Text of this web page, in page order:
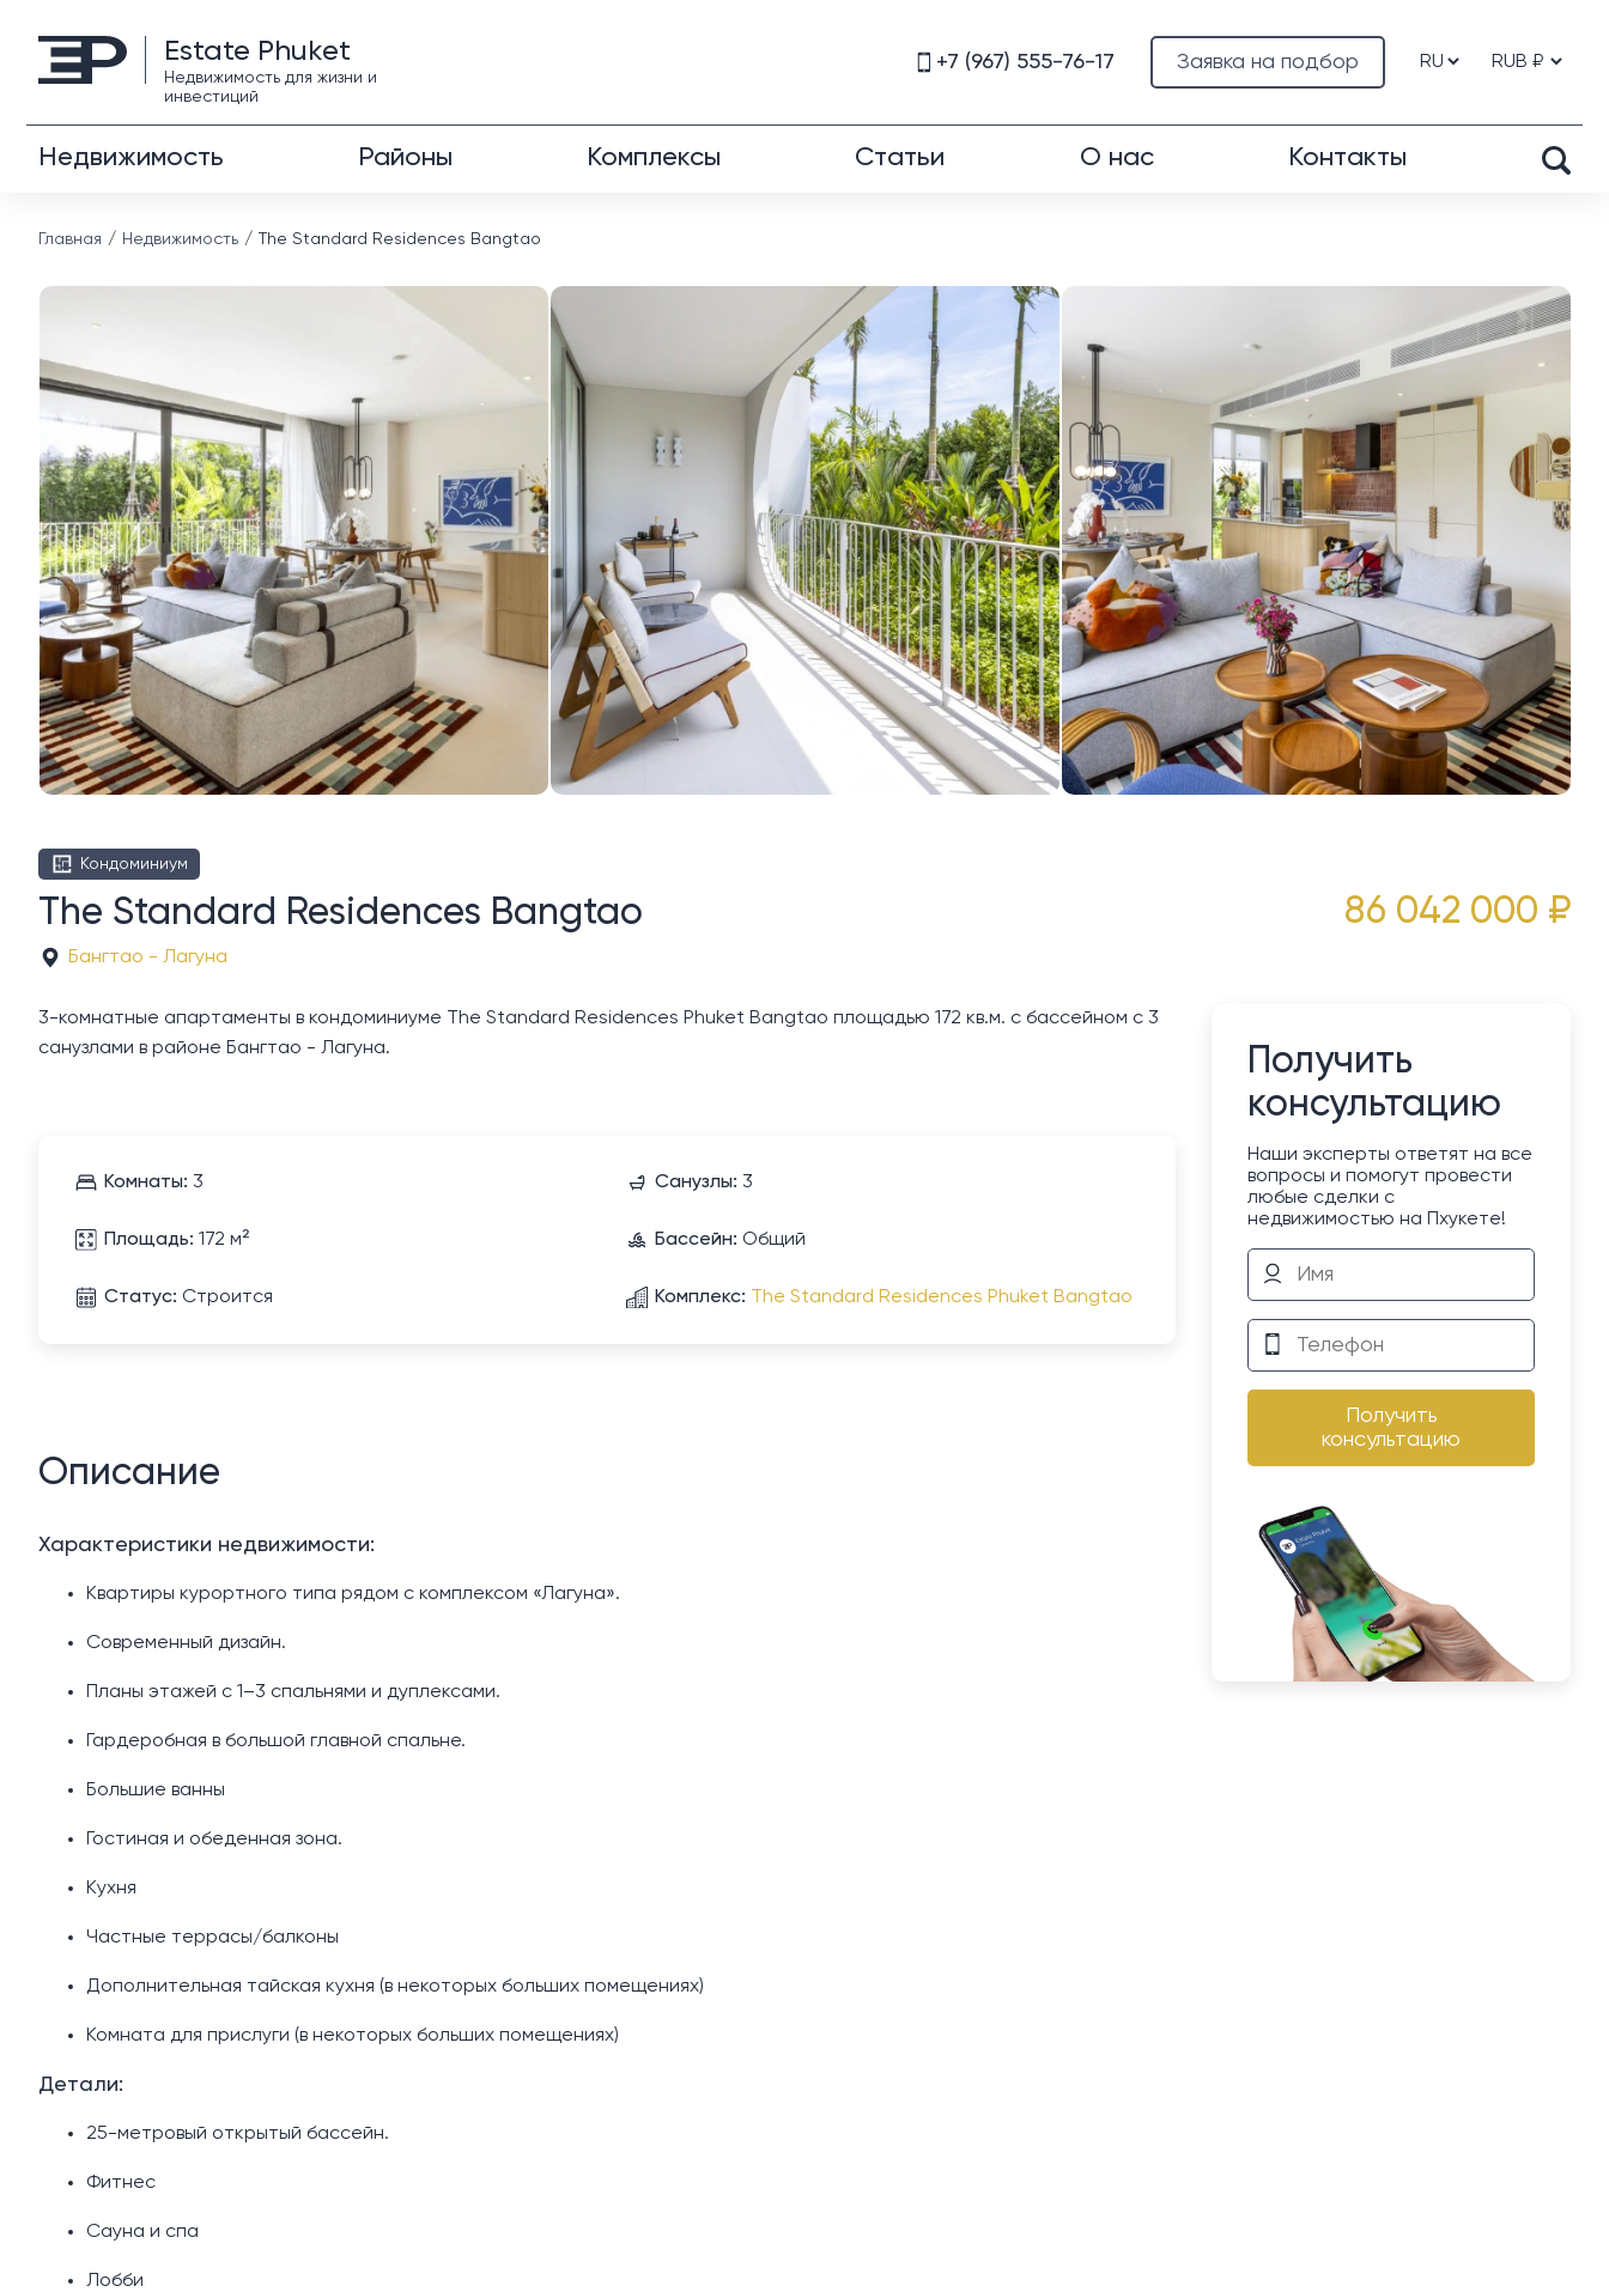
Estate Phuket
Недвижимость для жизни и
инвестиций
Заявка на подбор
+7 (967) 555-76-17
Недвижимость Районы Комплексы Статьи О нас Контакты
Главная Недвижимость The Standard Residences Bangtao
Кондоминиум
The Standard Residences Bangtao
Бангтао - Лагуна
86 042 000 ₽
3-комнатные апартаменты в кондоминиуме The Standard Residences Phuket Bangtao площадью 172 кв.м. с бассейном с 3
санузлами в районе Бангтао - Лагуна.
Комнаты: 3 Санузлы: 3
Площадь: 172 м² Бассейн: Общий
Статус: Строится Комплекс: The Standard Residences Phuket Bangtao
Описание
Характеристики недвижимости:
Квартиры курортного типа рядом с комплексом «Лагуна».
Современный дизайн.
Планы этажей с 1–3 спальнями и дуплексами.
Гардеробная в большой главной спальне.
Большие ванны
Гостиная и обеденная зона.
Кухня
Частные террасы/балконы
Дополнительная тайская кухня (в некоторых больших помещениях)
Комната для прислуги (в некоторых больших помещениях)
Детали:
25-метровый открытый бассейн.
Фитнес
Сауна и спа
Лобби
Получить
консультацию
Наши эксперты ответят на все
вопросы и помогут провести
любые сделки с
недвижимостью на Пхукете!
Получить
консультацию